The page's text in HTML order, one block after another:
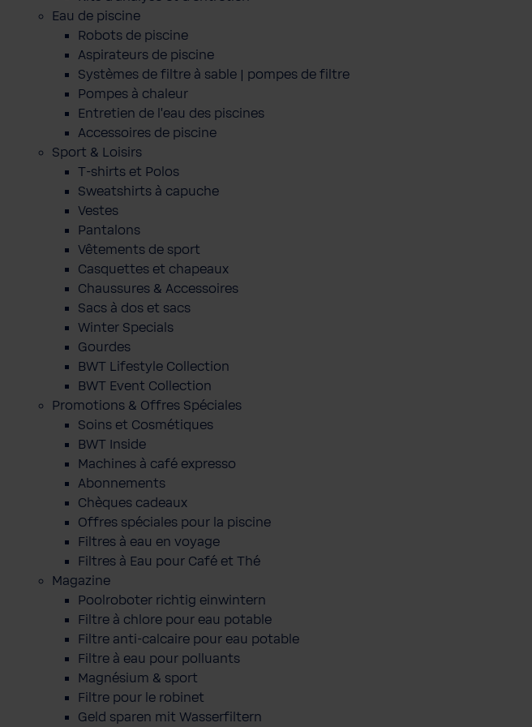
Eau de piscine
Robots de piscine
Aspirateurs de piscine
Systèmes de filtre à sable | pompes de filtre
Pompes à chaleur
Entretien de l'eau des piscines
Accessoires de piscine
Sport & Loisirs
T-shirts et Polos
Sweatshirts à capuche
Vestes
Pantalons
Vêtements de sport
Casquettes et chapeaux
Chaussures & Accessoires
Sacs à dos et sacs
Winter Specials
Gourdes
BWT Lifestyle Collection
BWT Event Collection
Promotions & Offres Spéciales
Soins et Cosmétiques
BWT Inside
Machines à café expresso
Abonnements
Chèques cadeaux
Offres spéciales pour la piscine
Filtres à eau en voyage
Filtres à Eau pour Café et Thé
Magazine
Poolroboter richtig einwintern
Filtre à chlore pour eau potable
Filtre anti-calcaire pour eau potable
Filtre à eau pour polluants
Magnésium & sport
Filtre pour le robinet
Geld sparen mit Wasserfiltern